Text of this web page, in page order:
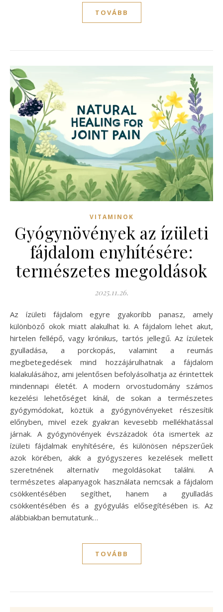
TOVÁBB
VITAMINOK
Gyógynövények az ízületi
fájdalom enyhítésére:
természetes megoldások
2025.11.26.
Az ízületi fájdalom egyre gyakoribb panasz, amely
különböző okok miatt alakulhat ki. A fájdalom lehet akut,
hirtelen fellépő, vagy krónikus, tartós jellegű. Az ízületek
gyulladása, a porckopás, valamint a reumás
megbetegedések mind hozzájárulhatnak a fájdalom
kialakulásához, ami jelentősen befolyásolhatja az érintettek
mindennapi életét. A modern orvostudomány számos
kezelési lehetőséget kínál, de sokan a természetes
gyógymódokat, köztük a gyógynövényeket részesítik
előnyben, mivel ezek gyakran kevesebb mellékhatással
járnak. A gyógynövények évszázadok óta ismertek az
ízületi fájdalmak enyhítésére, és különösen népszerűek
azok körében, akik a gyógyszeres kezelések mellett
szeretnének alternatív megoldásokat találni. A
természetes alapanyagok használata nemcsak a fájdalom
csökkentésében segíthet, hanem a gyulladás
csökkentésében és a gyógyulás elősegítésében is. Az
alábbiakban bemutatunk…
TOVÁBB